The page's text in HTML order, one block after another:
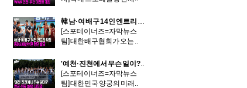
韓 남·여 배구 14인 엔트리 확정…동아시아선수권 명단 발표
[스포테이너즈=자막뉴스
팀] 대한배구협회가 오는 ..
'예천·진천에서 무슨 일이?'…양궁 신동 39명 대집결!
[스포테이너즈=자막뉴스
팀] 대한민국 양궁의 미래..